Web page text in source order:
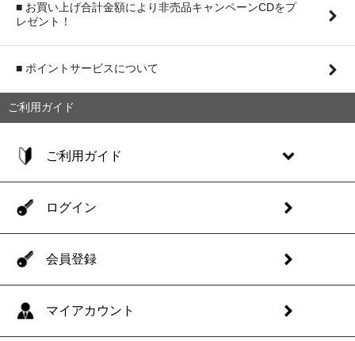
■ お買い上げ合計金額により非売品キャンペーンCDをプ
レゼント！
■ ポイントサービスについて
ご利用ガイド
ご利用ガイド
ログイン
会員登録
マイアカウント